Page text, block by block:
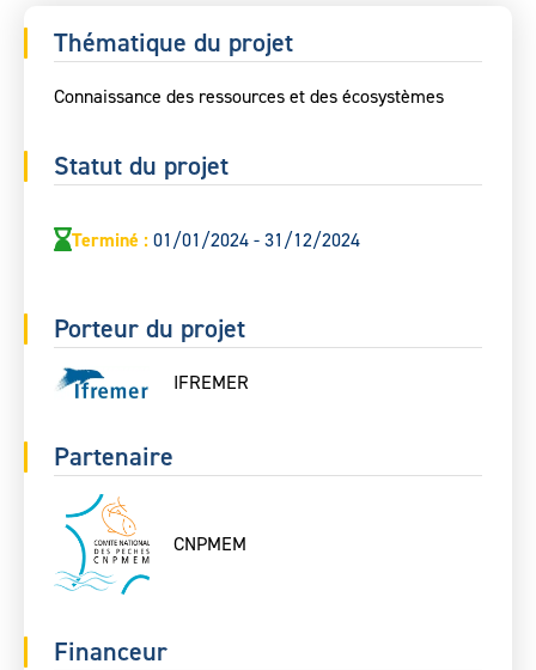
Thématique du projet
Connaissance des ressources et des écosystèmes
Statut du projet
Terminé :01/01/2024 - 31/12/2024
Porteur du projet
IFREMER
Partenaire
CNPMEM
Financeur